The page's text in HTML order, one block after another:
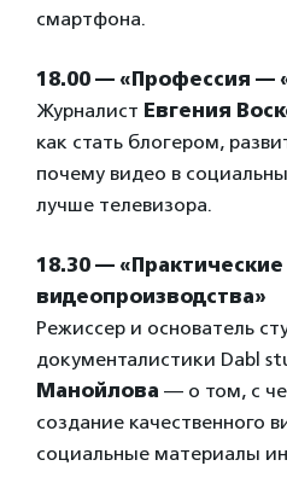
смартфона.
18.00 — «Профессия —
Журналист Евгения
как стать блогером,
почему видео в
лучше телевизора.
18.30 —
видеопроизводства»
Режиссер и основатель
документалистики Dabl
Манойлова — о том, с
создание качественного
социальные материалы